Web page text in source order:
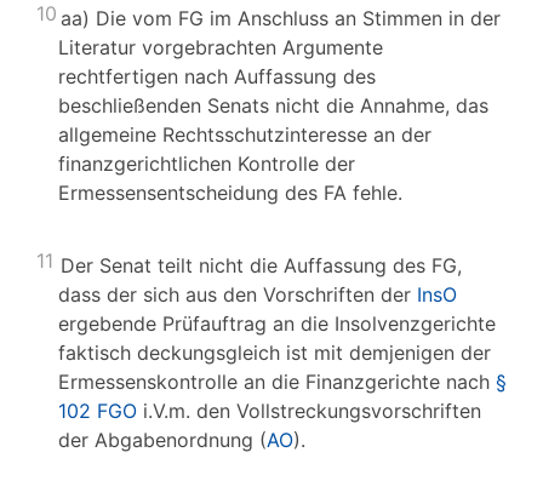
10 aa) Die vom FG im Anschluss an Stimmen in der
Literatur vorgebrachten Argumente
rechtfertigen nach Auffassung des
beschließenden Senats nicht die Annahme, das
allgemeine Rechtsschutzinteresse an der
finanzgerichtlichen Kontrolle der
Ermessensentscheidung des FA fehle.
11 Der Senat teilt nicht die Auffassung des FG,
dass der sich aus den Vorschriften der InsO
ergebende Prüfauftrag an die Insolvenzgerichte
faktisch deckungsgleich ist mit demjenigen der
Ermessenskontrolle an die Finanzgerichte nach §
102 FGO i.V.m. den Vollstreckungsvorschriften
der Abgabenordnung (AO).